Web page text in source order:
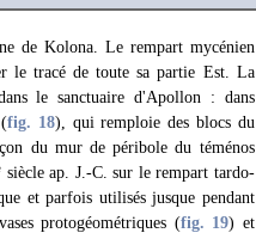
de Kolona. Le rempart mycénien
le tracé de toute sa partie Est. La
le sanctuaire d'Apollon : dans
fig. 18), qui remploie des blocs du
du mur de péribole du téménos
siècle ap. J.-C. sur le rempart tardo-
et parfois utilisés jusque pendant
protogéométriques (fig. 19) et